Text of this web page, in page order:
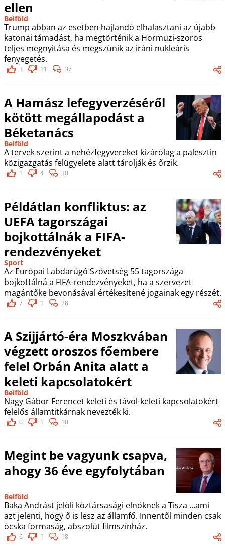
ellen
Belföld
Trump abban az esetben hajlandó elhalasztani az újabb
katonai támadást, ha megtörténik a Hormuzi-szoros
teljes megnyitása és megszünik az iráni nukleáris
fenyegetés.
3 11 37
A Hamász lefegyverzéséről
kötött megállapodást a
Béketanács
Belföld
A tervek szerint a nehézfegyvereket kizárólag a palesztin
közigazgatás felügyelete alatt tárolják és őrzik.
1 4 30
Példátlan konfliktus: az
UEFA tagországai
bojkottálnák a FIFA-
rendezvényeket
Sport
Az Európai Labdarúgó Szövetség 55 tagországa
bojkottálná a FIFA-rendezvényeket, ha a szervezet
magántőke bevonásával értékesítené jogainak egy részét.
7 1 28
A Szijjártó-éra Moszkvában
végzett oroszos főembere
felel Orbán Anita alatt a
keleti kapcsolatokért
Belföld
Nagy Gábor Ferencet keleti és távol-keleti kapcsolatokért
felelős államtitkárnak nevezték ki.
0 1 10
Megint be vagyunk csapva,
ahogy 36 éve egyfolytában
Belföld
Baka Andrást jelöli köztársasági elnöknek a Tisza ...ami
azt jelenti, hogy ő is lesz az államfő. Innentől minden csak
ócska formaság, abszolút filmszínház.
6 1 18